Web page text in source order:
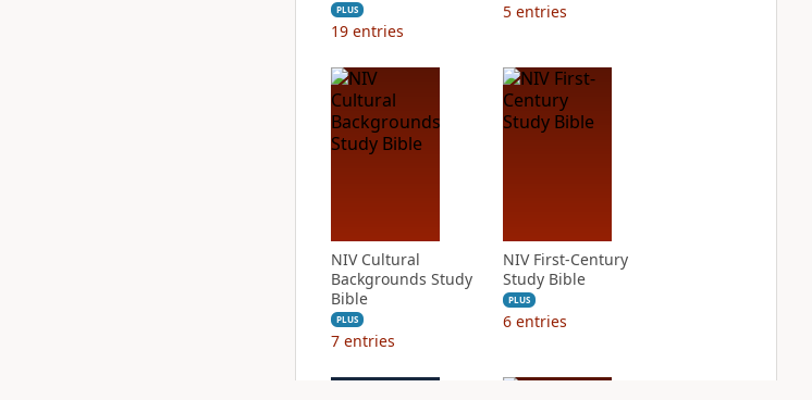
PLUS
19 entries
5 entries
NIV Cultural
Backgrounds Study
Bible
PLUS
7 entries
NIV First-Century
Study Bible
PLUS
6 entries